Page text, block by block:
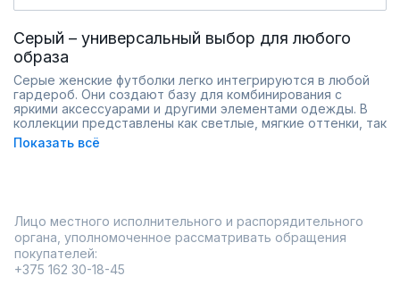
Серый – универсальный выбор для любого
образа
Серые женские футболки легко интегрируются в любой
гардероб. Они создают базу для комбинирования с
яркими аксессуарами и другими элементами одежды. В
коллекции представлены как светлые, мягкие оттенки, так
и глубокий графит, что делает их актуальными и для
повседневной носки, и для непринужденных выходов.
позволяет подобрать подходящий фасон для любой
фигуры и стиля, при этом сохраняется комфорт и
практичность.
Разные оттенки серого
Показать всё
Лицо местного исполнительного и распорядительного
органа, уполномоченное рассматривать обращения
покупателей:
+375 162 30-18-45